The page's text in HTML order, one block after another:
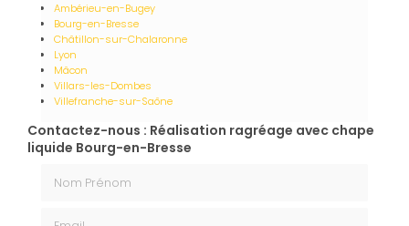
Ambérieu-en-Bugey
Bourg-en-Bresse
Châtillon-sur-Chalaronne
Lyon
Mâcon
Villars-les-Dombes
Villefranche-sur-Saône
Contactez-nous : Réalisation ragréage avec chape
liquide Bourg-en-Bresse